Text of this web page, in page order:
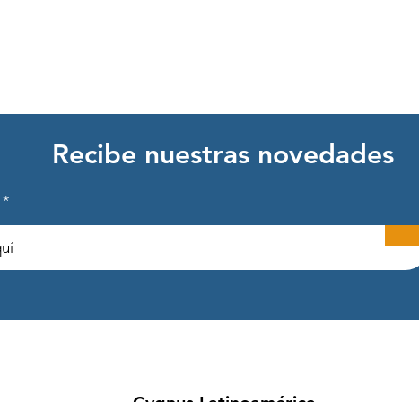
Recibe nuestras novedades